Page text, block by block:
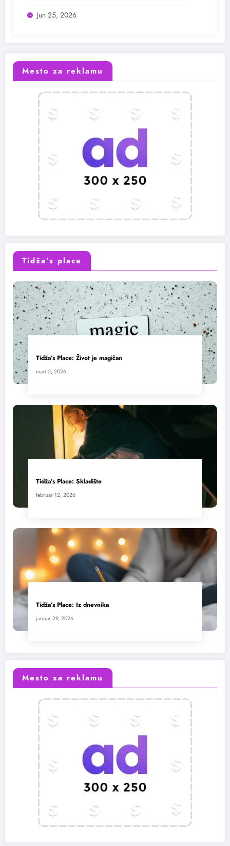
Jun 25, 2026
Mesto za reklamu
Tidža’s place
Tidža’s Place: Život je magičan
mart 5, 2026
Tidža’s Place: Skladište
februar 12, 2026
Tidža’s Place: Iz dnevnika
januar 29, 2026
Mesto za reklamu